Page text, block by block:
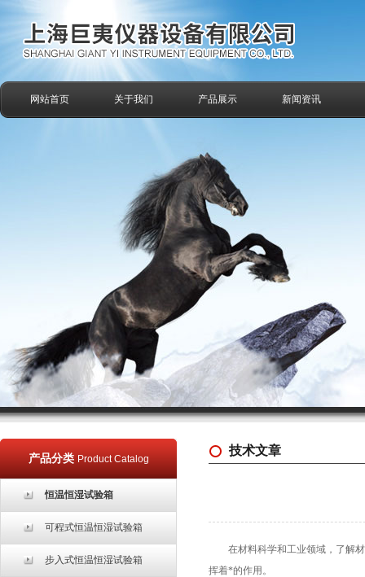
网站首页 关于我们 产品展示 新闻资讯
产品分类 Product Catalog
恒温恒湿试验箱
可程式恒温恒湿试验箱
步入式恒温恒湿试验箱
技术文章
在材料科学和工业领域，了解材
挥着*的作用。